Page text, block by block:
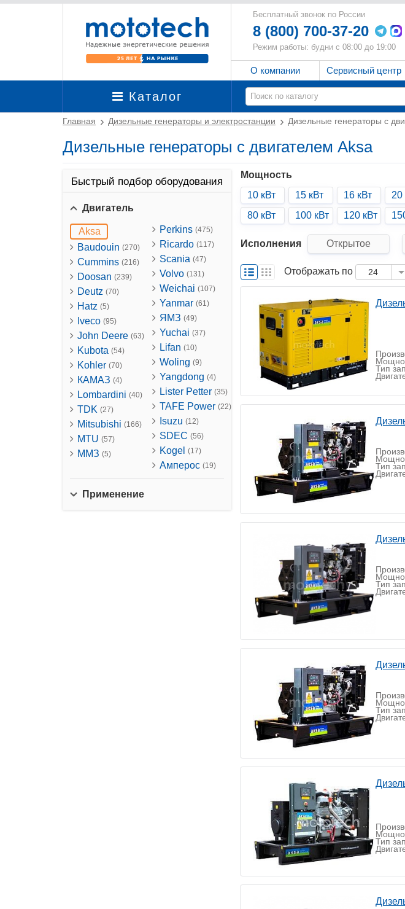
Бесплатный звонок по России
8 (800) 700-37-20
Режим работы: будни с 08:00 до 19:00
О компании Сервисный центр
Каталог
Главная Дизельные генераторы и электростанции Дизельные генераторы с
Дизельные генераторы с двигателем Aksa
Быстрый подбор оборудования
Двигатель
Aksa
Baudouin (270)
Cummins (216)
Doosan (239)
Deutz (70)
Hatz (5)
Iveco (95)
John Deere (63)
Kubota (54)
Kohler (70)
КАМАЗ (4)
Lombardini (40)
TDK (27)
Mitsubishi (166)
MTU (57)
ММЗ (5)
Perkins (475)
Ricardo (117)
Scania (47)
Volvo (131)
Weichai (107)
Yanmar (61)
ЯМЗ (49)
Yuchai (37)
Lifan (10)
Woling (9)
Yangdong (4)
Lister Petter (35)
TAFE Power (22)
Isuzu (12)
SDEC (56)
Kogel (17)
Амперос (19)
Применение
Мощность
10 кВт
15 кВт 16 кВт 20
80 кВт
100 кВт 120 кВт
Исполнения Открытое
Отображать по 24
Тип
Тип
Тип
Тип
Тип